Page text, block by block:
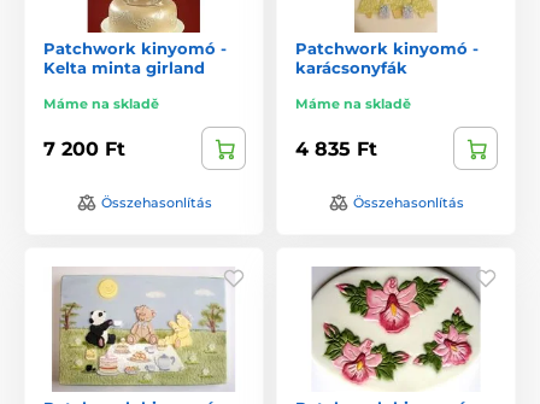
Patchwork kinyomó -
Kelta minta girland
Máme na skladě
7 200 Ft
Összehasonlítás
Patchwork kinyomó -
karácsonyfák
Máme na skladě
4 835 Ft
Összehasonlítás